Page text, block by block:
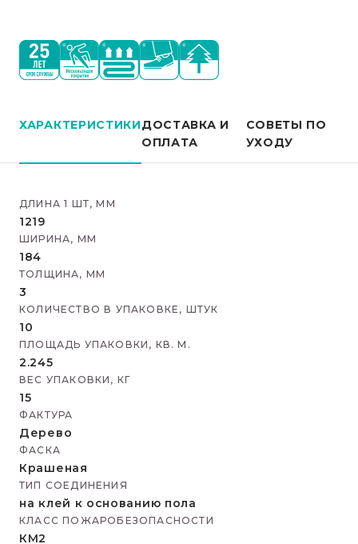
ХАРАКТЕРИСТИКИДОСТАВКА И
ОПЛАТА
СОВЕТЫ ПО
УХОДУ
ДЛИНА 1 ШТ, ММ
1219
ШИРИНА, ММ
184
ТОЛЩИНА, ММ
3
КОЛИЧЕСТВО В УПАКОВКЕ, ШТУК
10
ПЛОЩАДЬ УПАКОВКИ, КВ. М.
2.245
ВЕС УПАКОВКИ, КГ
15
ФАКТУРА
Дерево
ФАСКА
Крашеная
ТИП СОЕДИНЕНИЯ
на клей к основанию пола
КЛАСС ПОЖАРОБЕЗОПАСНОСТИ
КМ2